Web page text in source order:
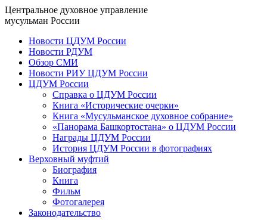
Центральное духовное управление
мусульман России
Новости ЦДУМ России
Новости РДУМ
Обзор СМИ
Новости РИУ ЦДУМ России
ЦДУМ России
Справка о ЦДУМ России
Книга «Исторические очерки»
Книга «Мусульманское духовное собрание»
«Панорама Башкортостана» о ЦДУМ России
Награды ЦДУМ России
История ЦДУМ России в фотографиях
Верховный муфтий
Биография
Книга
Фильм
Фотогалерея
Законодательство